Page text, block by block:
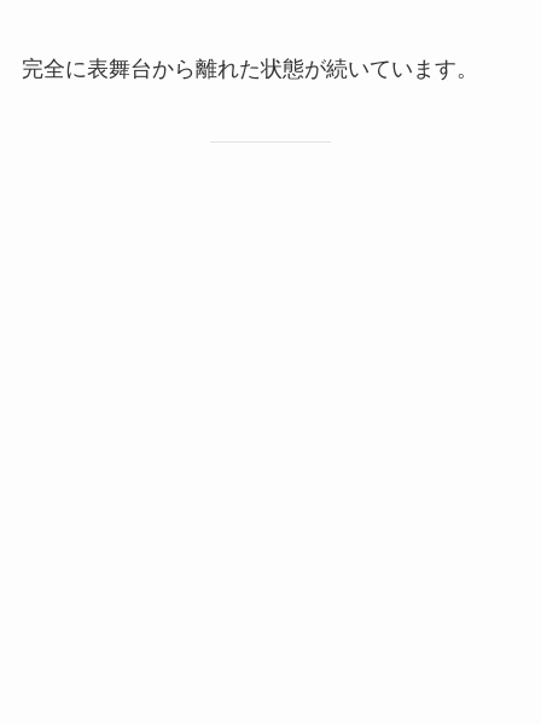
完全に表舞台から離れた状態が続いています。